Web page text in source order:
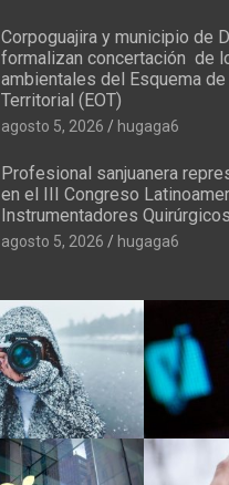
Corpoguajira y municipio de
formalizan concertación de
ambientales del Esquema
Territorial (EOT)
agosto 5, 2026 hugaga6
Profesional sanjuanera
en el III Congreso
Instrumentadores Quirúrgicos
agosto 5, 2026 hugaga6